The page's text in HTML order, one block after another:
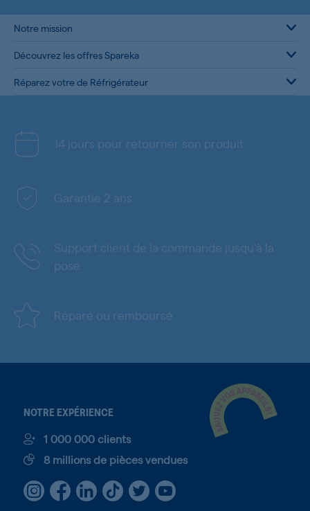
Notre mission
Découvrez les offres Spareka
Réparez votre de Réfrigérateur
14 jours pour retourner son produit
Garantie 2 ans
Support client de la commande jusqu'à la
pose
Réparé ou remboursé
NOTRE EXPÉRIENCE
1 000 000 clients
8 millions de pièces vendues